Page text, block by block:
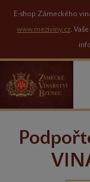
E-shop Zámeckého
www.meziviny.cz.